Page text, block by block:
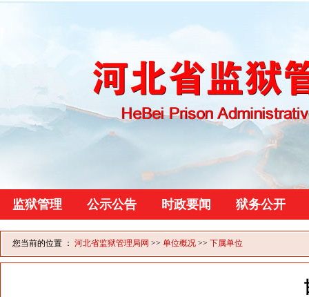
监狱管理 公示公告 时政要闻 狱务公开
您当前的位置 ： 河北省监狱管理局网 >> 单位概况 >> 下属单位